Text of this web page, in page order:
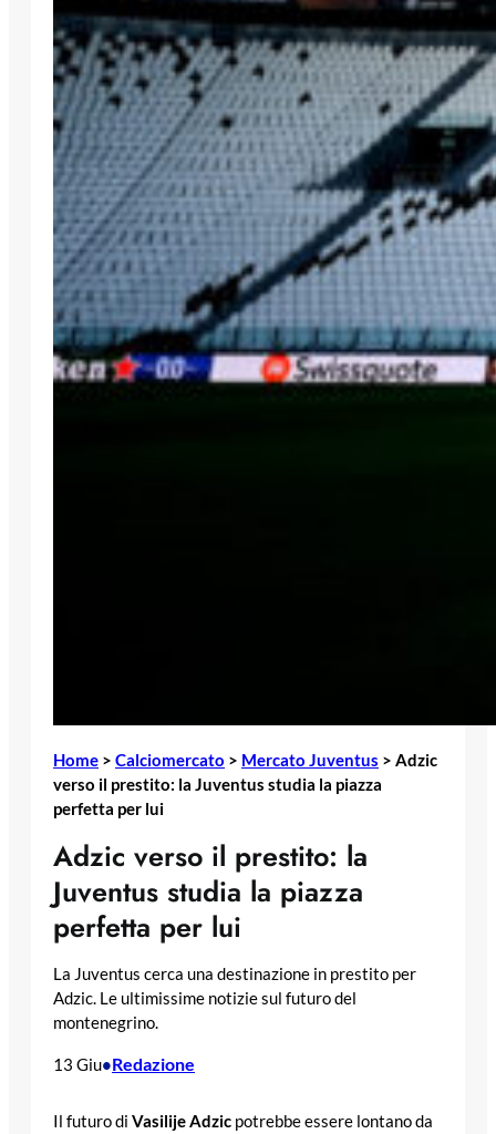
Home > Calciomercato > Mercato Juventus > Adzic
verso il prestito: la Juventus studia la piazza
perfetta per lui
Adzic verso il prestito: la
Juventus studia la piazza
perfetta per lui
La Juventus cerca una destinazione in prestito per
Adzic. Le ultimissime notizie sul futuro del
montenegrino.
13 Giu•Redazione
Il futuro di Vasilije Adzic potrebbe essere lontano da